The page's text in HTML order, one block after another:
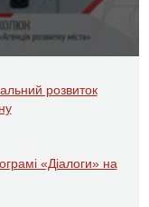
розвиток
«Діалоги» на